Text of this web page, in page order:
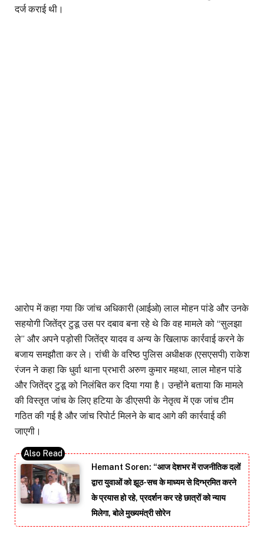
दर्ज कराई थी।
आरोप में कहा गया कि जांच अधिकारी (आईओ) लाल मोहन पांडे और उनके
सहयोगी जितेंद्र टुडू उस पर दबाव बना रहे थे कि वह मामले को “सुलझा
ले” और अपने पड़ोसी जितेंद्र यादव व अन्य के खिलाफ कार्रवाई करने के
बजाय समझौता कर ले। रांची के वरिष्ठ पुलिस अधीक्षक (एसएसपी) राकेश
रंजन ने कहा कि धुर्वा थाना प्रभारी अरुण कुमार महथा, लाल मोहन पांडे
और जितेंद्र टुडू को निलंबित कर दिया गया है। उन्होंने बताया कि मामले
की विस्तृत जांच के लिए हटिया के डीएसपी के नेतृत्व में एक जांच टीम
गठित की गई है और जांच रिपोर्ट मिलने के बाद आगे की कार्रवाई की
जाएगी।
Hemant Soren: “आज देशभर में राजनीतिक दलों
द्वारा युवाओं को झूठ-सच के माध्यम से दिग्भ्रमित करने
के प्रयास हो रहे, प्रदर्शन कर रहे छात्रों को न्याय
मिलेगा, बोले मुख्यमंत्री सोरेन